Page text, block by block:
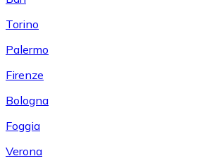
Torino
Palermo
Firenze
Bologna
Foggia
Verona